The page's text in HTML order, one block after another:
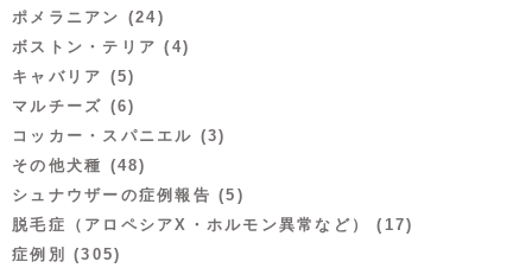
ポメラニアン (24)
ボストン・テリア (4)
キャバリア (5)
マルチーズ (6)
コッカー・スパニエル (3)
その他犬種 (48)
シュナウザーの症例報告 (5)
脱毛症（アロペシアX・ホルモン異常など） (17)
症例別 (305)